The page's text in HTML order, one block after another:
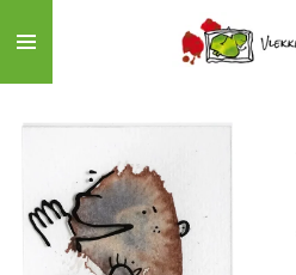
direct
naar